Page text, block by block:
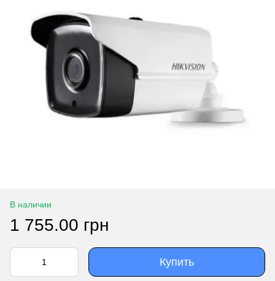
В наличии
1 755.00 грн
Купить